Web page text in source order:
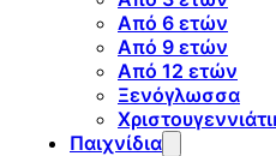
Από 6 ετών
Από 9 ετών
Από 12 ετών
Ξενόγλωσσα
Παιχνίδια